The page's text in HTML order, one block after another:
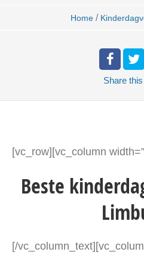
Home /
Share
[vc_row][vc_column
Beste
[/